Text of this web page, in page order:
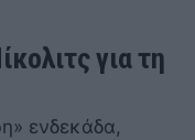
για τη
ενδεκάδα,